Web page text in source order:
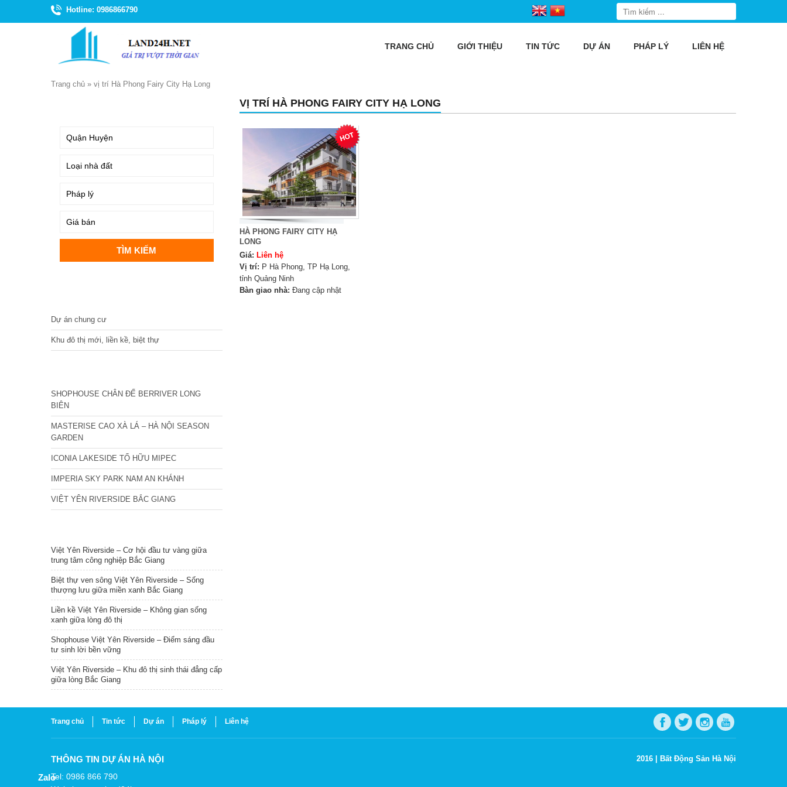
Hotline: 0986866790
TRANG CHỦ GIỚI THIỆU TIN TỨC DỰ ÁN PHÁP LÝ LIÊN HỆ
Trang chủ » vị trí Hà Phong Fairy City Hạ Long
VỊ TRÍ HÀ PHONG FAIRY CITY HẠ LONG
HÀ PHONG FAIRY CITY HẠ
LONG
Giá: Liên hệ
Vị trí: P Hà Phong, TP Hạ Long,
tỉnh Quảng Ninh
Bàn giao nhà: Đang cập nhật
Dự án chung cư
Khu đô thị mới, liền kề, biệt thự
SHOPHOUSE CHÂN ĐẾ BERRIVER LONG
BIÊN
MASTERISE CAO XÀ LÁ – HÀ NỘI SEASON
GARDEN
ICONIA LAKESIDE TỐ HỮU MIPEC
IMPERIA SKY PARK NAM AN KHÁNH
VIỆT YÊN RIVERSIDE BẮC GIANG
Việt Yên Riverside – Cơ hội đầu tư vàng giữa
trung tâm công nghiệp Bắc Giang
Biệt thự ven sông Việt Yên Riverside – Sống
thượng lưu giữa miền xanh Bắc Giang
Liền kề Việt Yên Riverside – Không gian sống
xanh giữa lòng đô thị
Shophouse Việt Yên Riverside – Điểm sáng đầu
tư sinh lời bền vững
Việt Yên Riverside – Khu đô thị sinh thái đẳng cấp
giữa lòng Bắc Giang
Trang chủ Tin tức Dự án Pháp lý Liên hệ
THÔNG TIN DỰ ÁN HÀ NỘI
Tel: 0986 866 790
2016 | Bất Động Sản Hà Nội
Zalo